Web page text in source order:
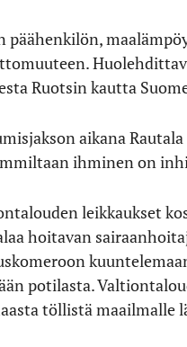
päähenkilön,
Ruotsin kautta
aikana
ihminen on
leikkaukset
hoitavan
potilasta.
töllistä maailmalle